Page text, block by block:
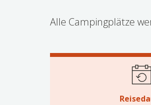
Alle Campingplätze